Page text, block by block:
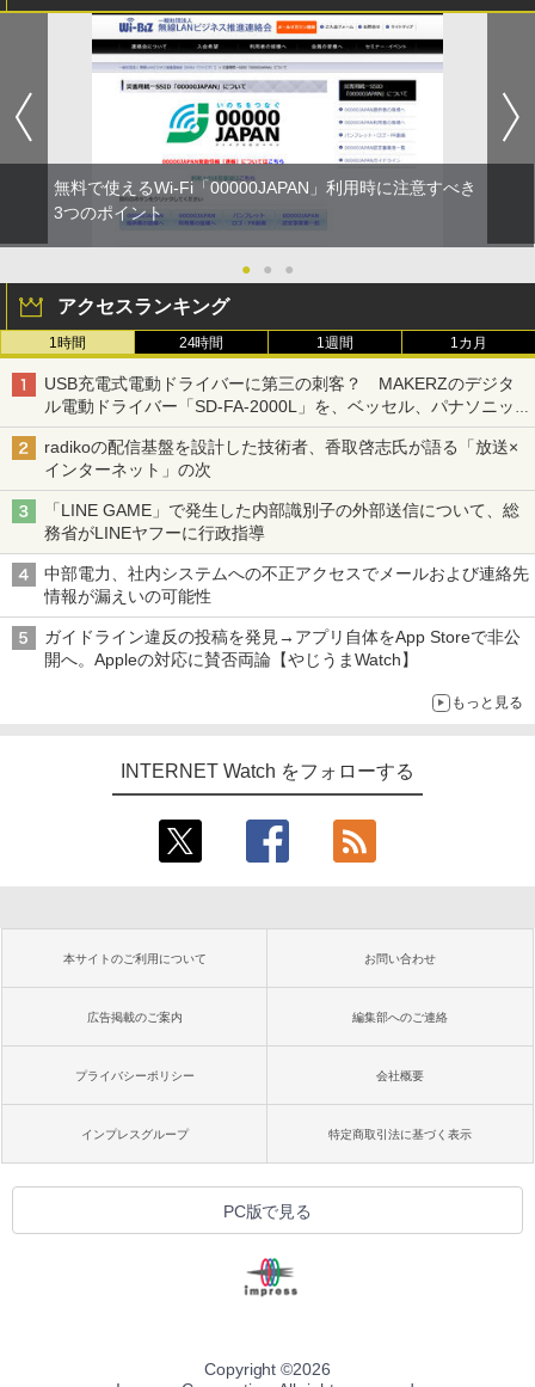
無料で使えるWi-Fi「00000JAPAN」利用時に注意すべき
3つのポイント
● ● ●
アクセスランキング
1時間 24時間 1週間 1カ月
USB充電式電動ドライバーに第三の刺客？ MAKERZのデジタ
ル電動ドライバー「SD-FA-2000L」を、ベッセル、パナソニッ
クと比較してみた 【テレワークグッズ・ミニレビュー 第165
回】
radikoの配信基盤を設計した技術者、香取啓志氏が語る「放送×
インターネット」の次
「LINE GAME」で発生した内部識別子の外部送信について、総
務省がLINEヤフーに行政指導
中部電力、社内システムへの不正アクセスでメールおよび連絡先
情報が漏えいの可能性
ガイドライン違反の投稿を発見→アプリ自体をApp Storeで非公
開へ。Appleの対応に賛否両論【やじうまWatch】
もっと見る
INTERNET Watch をフォローする
本サイトのご利用について お問い合わせ
広告掲載のご案内 編集部へのご連絡
プライバシーポリシー 会社概要
インプレスグループ 特定商取引法に基づく表示
PC版で見る
Copyright ©2026